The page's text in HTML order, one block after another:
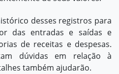
desses registros para
das entradas e saídas e
de receitas e despesas.
dúvidas em relação à
também ajudarão.